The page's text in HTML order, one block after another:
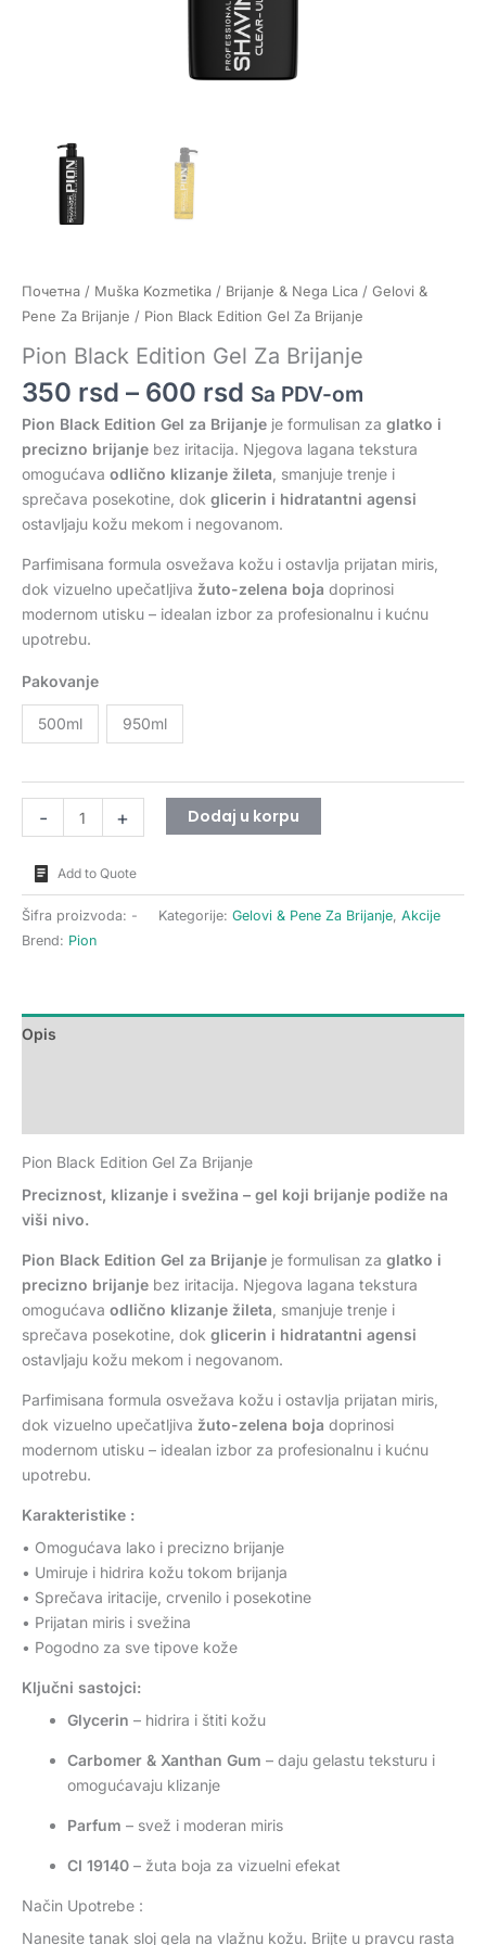
Почетна / Muška Kozmetika / Brijanje & Nega Lica / Gelovi &
Pene Za Brijanje / Pion Black Edition Gel Za Brijanje
Pion Black Edition Gel Za Brijanje
350 rsd – 600 rsd Sa PDV-om
Pion Black Edition Gel za Brijanje je formulisan za glatko i
precizno brijanje bez iritacija. Njegova lagana tekstura
omogućava odlično klizanje žileta, smanjuje trenje i
sprečava posekotine, dok glicerin i hidratantni agensi
ostavljaju kožu mekom i negovanom.
Parfimisana formula osvežava kožu i ostavlja prijatan miris,
dok vizuelno upečatljiva žuto-zelena boja doprinosi
modernom utisku – idealan izbor za profesionalnu i kućnu
upotrebu.
Pakovanje
500ml 950ml
- + Dodaj u korpu
Add to Quote
Šifra proizvoda: - Kategorije: Gelovi & Pene Za Brijanje Akcije
Brend: Pion
Opis
Pion Black Edition Gel Za Brijanje
Preciznost, klizanje i svežina – gel koji brijanje podiže na
viši nivo.
Pion Black Edition Gel za Brijanje je formulisan za glatko i
precizno brijanje bez iritacija. Njegova lagana tekstura
omogućava odlično klizanje žileta , smanjuje trenje i
sprečava posekotine, dok glicerin i hidratantni agensi
ostavljaju kožu mekom i negovanom.
Parfimisana formula osvežava kožu i ostavlja prijatan miris,
dok vizuelno upečatljiva žuto-zelena boja doprinosi
modernom utisku – idealan izbor za profesionalnu i kućnu
upotrebu.
Karakteristike :
• Omogućava lako i precizno brijanje
• Umiruje i hidrira kožu tokom brijanja
• Sprečava iritacije, crvenilo i posekotine
• Prijatan miris i svežina
• Pogodno za sve tipove kože
Ključni sastojci:
Glycerin – hidrira i štiti kožu
Carbomer & Xanthan Gum – daju gelastu teksturu i
omogućavaju klizanje
Parfum – svež i moderan miris
CI 19140 – žuta boja za vizuelni efekat
Način Upotrebe :
Nanesite tanak sloj gela na vlažnu kožu. Brijte u pravcu rasta